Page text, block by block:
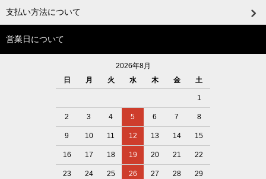
支払い方法について
営業日について
2026年8月
日
月 火 水 木 金 土
1
2 3 4 5 6 7 8
9 10 11 12 13 14 15
16 17 18 19 20 21 22
23 24 25 26 27 28 29